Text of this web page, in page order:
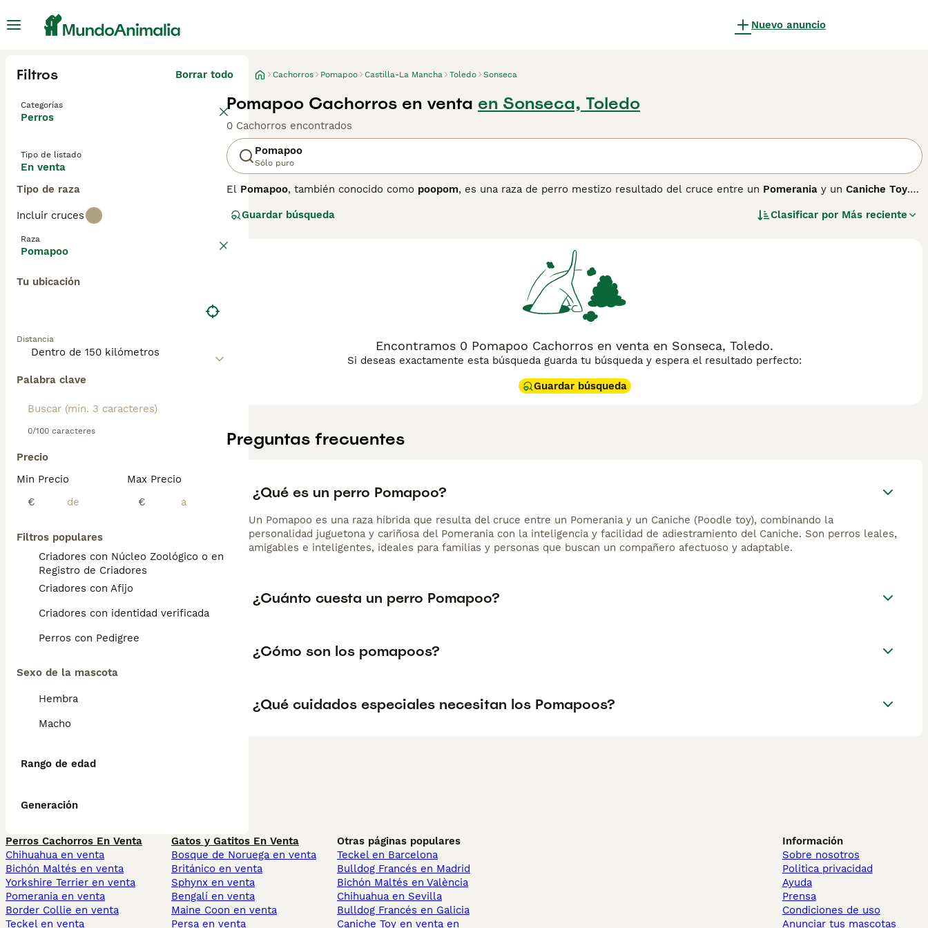
Nuevo anuncio
Filtros Borrar todo
Categorías
Perros
Tipo de listado
En venta
Tipo de raza
Incluir cruces
Raza
Pomapoo
Tu ubicación
Distancia
Palabra clave
0/100 caracteres
Precio
Min Precio
€
Max Precio
€
Filtros populares
Criadores con Núcleo Zoológico o en el
Registro de Criadores
Criadores con Afijo
Criadores con identidad verificada
Perros con Pedigree
Sexo de la mascota
Hembra
Macho
Rango de edad
Generación
Cachorros Pomapoo Castilla-La Mancha Toledo Sonseca
Pomapoo Cachorros en venta en Sonseca, Toledo
0 Cachorros encontrados
Pomapoo
Sólo puro
El Pomapoo, también conocido como poopom, es una raza de perro mestizo resultado del cruce entre un Pomerania y un Caniche Toy.
pequeño, que varía entre 5 y 15 libras, y su altura de 20 a 30 cm aproximadamente. Su pelaje puede ser corto, medio, liso, ondulado o
juguetón, inteligente y muy cariñoso, lo que lo convierte en una mascota ideal para familias, incluso en apartamentos gracias a su tamaño
compacto. Son perros sociales pero pueden mostrarse reservados con extraños y es importante una buena socialización y entrenamiento
para controlar su tendencia a ladrar. Además, se adaptan bien a niños y otros animales si se los trata con cuidado. El Pomapoo es
perfecto para quienes buscan un compañero activo, juguetón y afectuoso, ideal para espacios reducidos y hogares con tiempo para su
Guardar búsqueda Clasificar por Más reciente
Encontramos 0 Pomapoo Cachorros en venta en Sonseca, Toledo.
Si deseas exactamente esta búsqueda guarda tu búsqueda y espera el resultado perfecto:
Guardar búsqueda
Preguntas frecuentes
¿Qué es un perro Pomapoo?
Un Pomapoo es una raza híbrida que resulta del cruce entre un Pomerania y un Caniche (Poodle toy), combinando la
personalidad juguetona y cariñosa del Pomerania con la inteligencia y facilidad de adiestramiento del Caniche. Son perros leales,
amigables e inteligentes, ideales para familias y personas que buscan un compañero afectuoso y adaptable.
¿Cuánto cuesta un perro Pomapoo?
¿Cómo son los pomapoos?
¿Qué cuidados especiales necesitan los Pomapoos?
Perros Cachorros En Venta
Chihuahua en venta
Bichón Maltés en venta
Yorkshire Terrier en venta
Pomerania en venta
Border Collie en venta
Teckel en venta
Gatos y Gatitos En Venta
Bosque de Noruega en venta
Británico en venta
Sphynx en venta
Bengalí en venta
Maine Coon en venta
Persa en venta
Otras páginas populares
Teckel en Barcelona
Bulldog Francés en Madrid
Bichón Maltés en València
Chihuahua en Sevilla
Bulldog Francés en Galicia
Caniche Toy en venta en
Información
Sobre nosotros
Politica privacidad
Ayuda
Prensa
Condiciones de uso
Anunciar tus mascotas